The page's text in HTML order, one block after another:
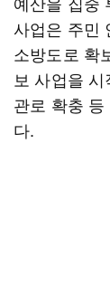
사업은 주민
소방도로 확
보 사업을
관로 확충 등
다.